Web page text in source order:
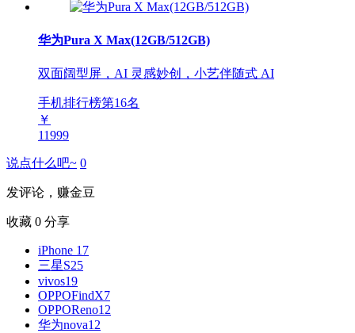
华为Pura X Max(12GB/512GB)
双面阔型屏，AI 灵感妙创，小艺伴随式 AI
手机排行榜第16名
￥
11999
说点什么吧~ 0
发评论，赚金豆
收藏 0 分享
iPhone 17
三星S25
vivos19
OPPOFindX7
OPPOReno12
华为nova12